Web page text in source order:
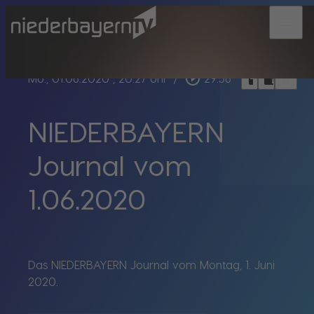
Mo., 01.06.2020, 20:27 Uhr / play_circle_outline 29:56 headphoneschrome_reader_modebookmark_border
NIEDERBAYERN
Journal vom
1.06.2020
Das NIEDERBAYERN Journal vom Montag, 1. Juni
2020.